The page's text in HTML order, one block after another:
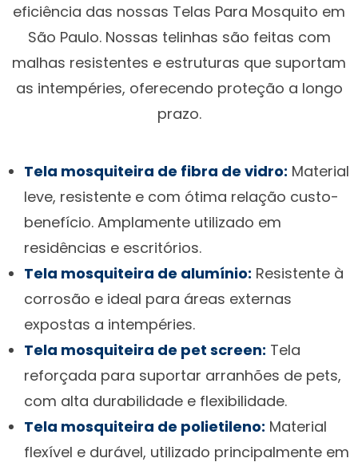
eficiência das nossas Telas Para Mosquito em
São Paulo. Nossas telinhas são feitas com
malhas resistentes e estruturas que suportam
as intempéries, oferecendo proteção a longo
prazo.
Tela mosquiteira de fibra de vidro: Material
leve, resistente e com ótima relação custo-
benefício. Amplamente utilizado em
residências e escritórios.
Tela mosquiteira de alumínio: Resistente à
corrosão e ideal para áreas externas
expostas a intempéries.
Tela mosquiteira de pet screen: Tela
reforçada para suportar arranhões de pets,
com alta durabilidade e flexibilidade.
Tela mosquiteira de polietileno: Material
flexível e durável, utilizado principalmente em